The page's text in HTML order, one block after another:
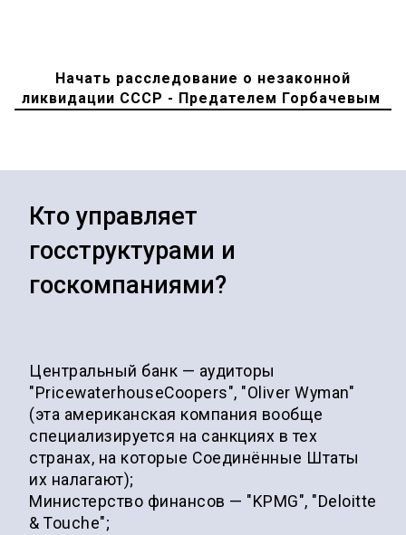
Начать расследование о незаконной
ликвидации СССР - Предателем Горбачевым
Кто управляет
госструктурами и
госкомпаниями?
Центральный банк — аудиторы
"PricewaterhouseCoopers", "Oliver Wyman"
(эта американская компания вообще
специализируется на санкциях в тех
странах, на которые Соединённые Штаты
их налагают);
Министерство финансов — "KPMG", "Deloitte
& Touche";